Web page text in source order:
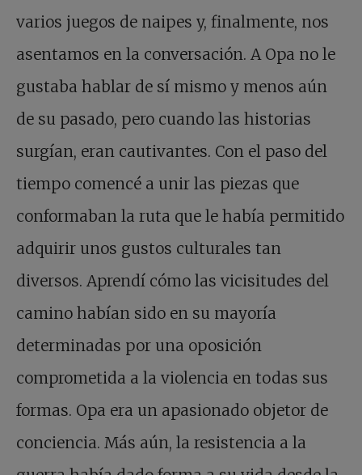
varios juegos de naipes y, finalmente, nos
asentamos en la conversación. A Opa no le
gustaba hablar de sí mismo y menos aún
de su pasado, pero cuando las historias
surgían, eran cautivantes. Con el paso del
tiempo comencé a unir las piezas que
conformaban la ruta que le había permitido
adquirir unos gustos culturales tan
diversos. Aprendí cómo las vicisitudes del
camino habían sido en su mayoría
determinadas por una oposición
comprometida a la violencia en todas sus
formas. Opa era un apasionado objetor de
conciencia. Más aún, la resistencia a la